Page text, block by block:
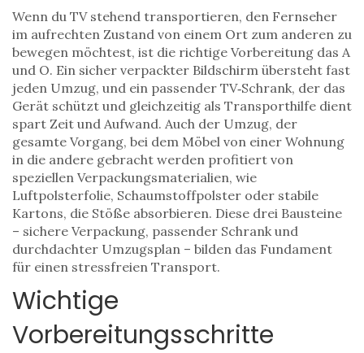
Wenn du TV stehend transportieren, den Fernseher
im aufrechten Zustand von einem Ort zum anderen zu
bewegen möchtest, ist die richtige Vorbereitung das A
und O. Ein sicher verpackter Bildschirm übersteht fast
jeden Umzug, und ein passender TV‑Schrank, der das
Gerät schützt und gleichzeitig als Transporthilfe dient
spart Zeit und Aufwand. Auch der Umzug, der
gesamte Vorgang, bei dem Möbel von einer Wohnung
in die andere gebracht werden profitiert von
speziellen Verpackungsmaterialien, wie
Luftpolsterfolie, Schaumstoffpolster oder stabile
Kartons, die Stöße absorbieren. Diese drei Bausteine
– sichere Verpackung, passender Schrank und
durchdachter Umzugsplan – bilden das Fundament
für einen stressfreien Transport.
Wichtige
Vorbereitungsschritte